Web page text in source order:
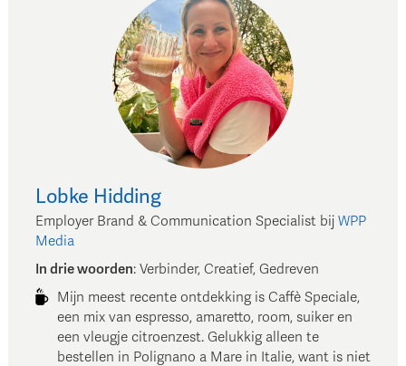
Lobke Hidding
Employer Brand & Communication Specialist bij WPP
Media
In drie woorden: Verbinder, Creatief, Gedreven
Mijn meest recente ontdekking is Caffè Speciale,
een mix van espresso, amaretto, room, suiker en
een vleugje citroenzest. Gelukkig alleen te
bestellen in Polignano a Mare in Italie, want is niet